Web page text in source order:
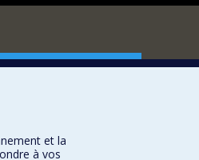
ET DES SCIENCES
et cours et la
à vos